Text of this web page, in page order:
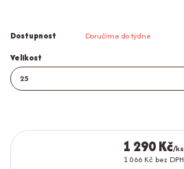
Dostupnost Doručíme do týdne
Velikost
1 290 Kč/ks
1 066 Kč bez DPH